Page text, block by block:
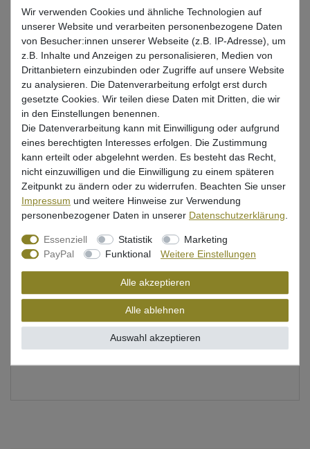
In den Warenkorb
Wunschliste
Beschreibung
Bewertung
Produktsicherheit
Angeltasche von Balzer für Kleidung & Zubehör beim
Angeln
Maße: 63x42x24cm
Wir verwenden Cookies und ähnliche Technologien auf
unserer Website und verarbeiten personenbezogene Daten
von Besucher:innen unserer Webseite (z.B. IP-Adresse), um
z.B. Inhalte und Anzeigen zu personalisieren, Medien von
Drittanbietern einzubinden oder Zugriffe auf unsere Website
zu analysieren. Die Datenverarbeitung erfolgt erst durch
gesetzte Cookies. Wir teilen diese Daten mit Dritten, die wir
in den Einstellungen benennen.
Die Datenverarbeitung kann mit Einwilligung oder aufgrund
eines berechtigten Interesses erfolgen. Die Zustimmung
kann erteilt oder abgelehnt werden. Es besteht das Recht,
nicht einzuwilligen und die Einwilligung zu einem späteren
Zeitpunkt zu ändern oder zu widerrufen. Beachten Sie unser
Impressum und weitere Hinweise zur Verwendung
personenbezogener Daten in unserer Daten­schutz­erklärung
Essenziell Statistik
Marketing
PayPal
Funktional Weitere Einstellungen
Alle akzeptieren
Alle ablehnen
Auswahl akzeptieren